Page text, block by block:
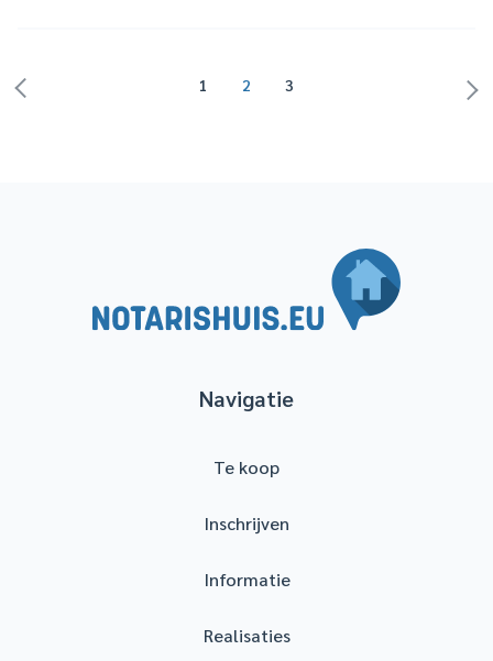
1 2 3
Navigatie
Te koop
Inschrijven
Informatie
Realisaties